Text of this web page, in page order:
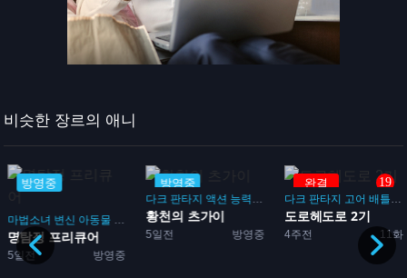
비슷한 장르의 애니
방영중
마법소녀 변신 아동물 추리 미스터리 다크 판타지
5일전 방영중
명탐정 프리큐어
방영중
다크 판타지 액션 능력
5일전 방영중
황천의 츠가이
완결 19
다크 판타지 고어 배틀
4주전 11화
도로헤도로 2기